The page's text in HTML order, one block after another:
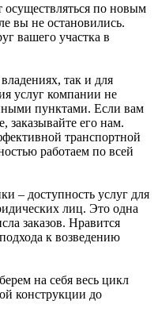
осуществляться по новым
вы не остановились.
вашего участка в
так и для
услуг компании не
пунктами. Если вам
заказывайте его нам.
транспортной
работаем по всей
– доступность услуг для
лиц. Это одна
заказов. Нравится
к возведению
на себя весь цикл
конструкции до